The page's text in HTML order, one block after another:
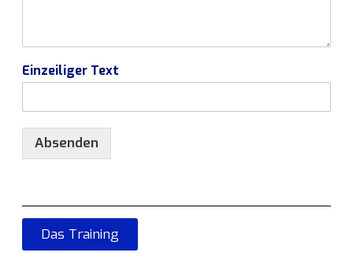
Einzeiliger Text
Absenden
Das Training